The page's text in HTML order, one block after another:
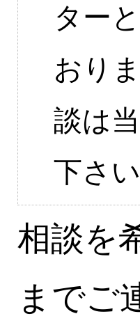
ター
おり
談は
下さい
相談を
までご